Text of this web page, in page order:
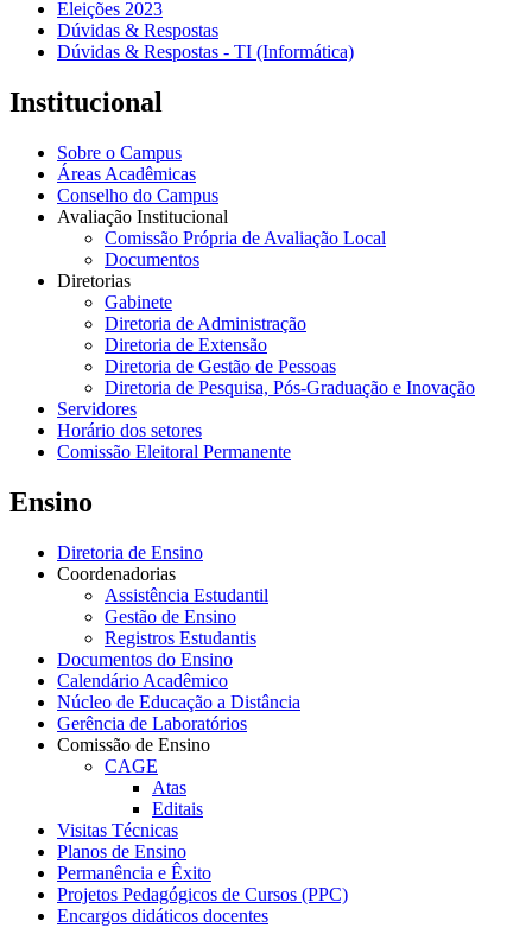
Eleições 2023
Dúvidas & Respostas
Dúvidas & Respostas - TI (Informática)
Institucional
Sobre o Campus
Áreas Acadêmicas
Conselho do Campus
Avaliação Institucional
Comissão Própria de Avaliação Local
Documentos
Diretorias
Gabinete
Diretoria de Administração
Diretoria de Extensão
Diretoria de Gestão de Pessoas
Diretoria de Pesquisa, Pós-Graduação e Inovação
Servidores
Horário dos setores
Comissão Eleitoral Permanente
Ensino
Diretoria de Ensino
Coordenadorias
Assistência Estudantil
Gestão de Ensino
Registros Estudantis
Documentos do Ensino
Calendário Acadêmico
Núcleo de Educação a Distância
Gerência de Laboratórios
Comissão de Ensino
CAGE
Atas
Editais
Visitas Técnicas
Planos de Ensino
Permanência e Êxito
Projetos Pedagógicos de Cursos (PPC)
Encargos didáticos docentes